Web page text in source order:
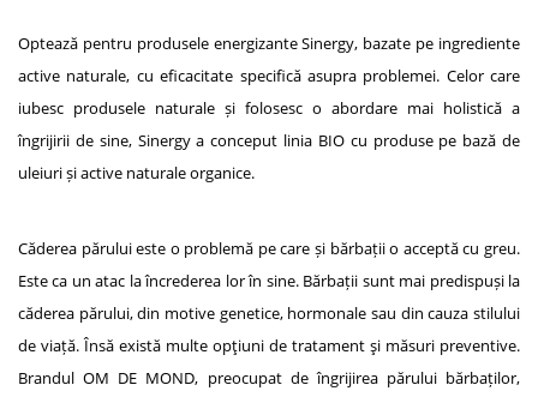
Optează pentru produsele energizante Sinergy, bazate pe ingrediente
active naturale, cu eficacitate specifică asupra problemei. Celor care
iubesc produsele naturale și folosesc o abordare mai holistică a
îngrijirii de sine, Sinergy a conceput linia BIO cu produse pe bază de
uleiuri și active naturale organice.
Căderea părului este o problemă pe care și bărbații o acceptă cu greu.
Este ca un atac la încrederea lor în sine. Bărbații sunt mai predispuși la
căderea părului, din motive genetice, hormonale sau din cauza stilului
de viață. Însă există multe opţiuni de tratament şi măsuri preventive.
Brandul OM DE MOND, preocupat de îngrijirea părului bărbaților,